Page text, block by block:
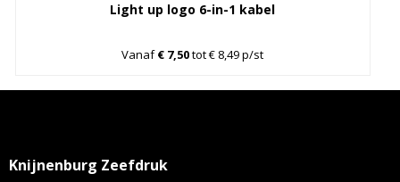
Light up logo 6-in-1 kabel
Vanaf€ 7,50tot € 8,49 p/st
Knijnenburg Zeefdruk